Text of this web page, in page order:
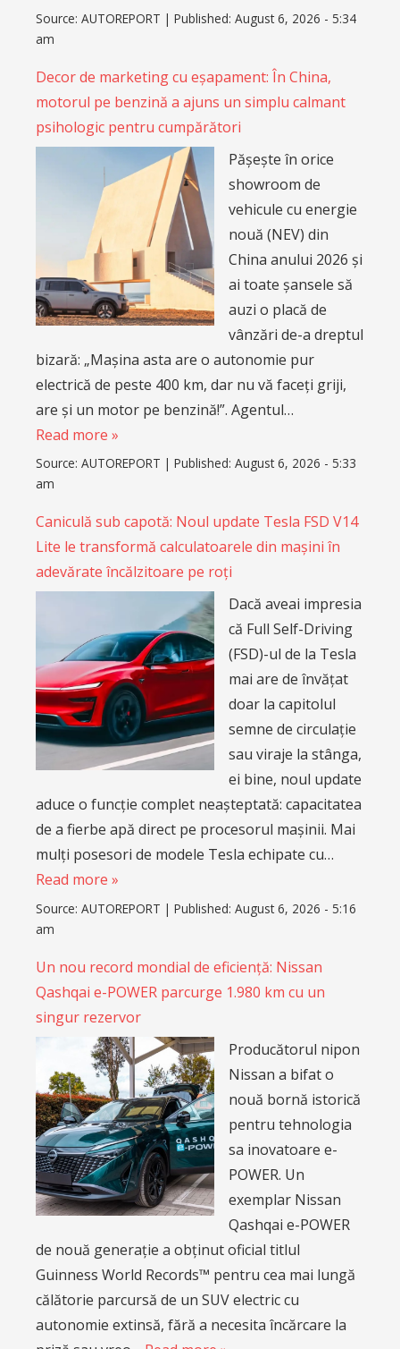
Source: AUTOREPORT | Published: August 6, 2026 - 5:34
am
Decor de marketing cu eșapament: În China,
motorul pe benzină a ajuns un simplu calmant
psihologic pentru cumpărători
Pășește în orice
showroom de
vehicule cu energie
nouă (NEV) din
China anului 2026 și
ai toate șansele să
auzi o placă de
vânzări de-a dreptul
bizară: „Mașina asta are o autonomie pur
electrică de peste 400 km, dar nu vă faceți griji,
are și un motor pe benzină!”. Agentul…
Read more »
Source: AUTOREPORT | Published: August 6, 2026 - 5:33
am
Caniculă sub capotă: Noul update Tesla FSD V14
Lite le transformă calculatoarele din mașini în
adevărate încălzitoare pe roți
Dacă aveai impresia
că Full Self-Driving
(FSD)-ul de la Tesla
mai are de învățat
doar la capitolul
semne de circulație
sau viraje la stânga,
ei bine, noul update
aduce o funcție complet neașteptată: capacitatea
de a fierbe apă direct pe procesorul mașinii. Mai
mulți posesori de modele Tesla echipate cu…
Read more »
Source: AUTOREPORT | Published: August 6, 2026 - 5:16
am
Un nou record mondial de eficiență: Nissan
Qashqai e-POWER parcurge 1.980 km cu un
singur rezervor
Producătorul nipon
Nissan a bifat o
nouă bornă istorică
pentru tehnologia
sa inovatoare e-
POWER. Un
exemplar Nissan
Qashqai e-POWER
de nouă generație a obținut oficial titlul
Guinness World Records™ pentru cea mai lungă
călătorie parcursă de un SUV electric cu
autonomie extinsă, fără a necesita încărcare la